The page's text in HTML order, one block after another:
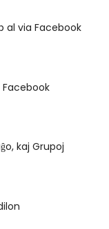
al via Facebook
Facebook
kaj Grupoj